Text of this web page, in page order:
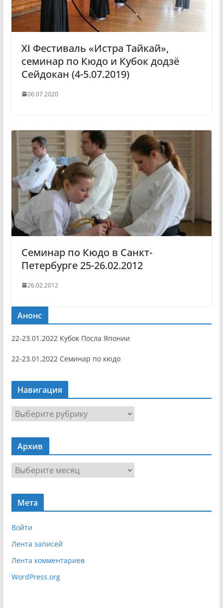
XI Фестиваль «Истра Тайкай»,
семинар по Кюдо и Кубок додзё
Сейдокан (4-5.07.2019)
06.07.2020
Семинар по Кюдо в Санкт-
Петербурге 25-26.02.2012
26.02.2012
Анонс
22-23.01.2022 Кубок Посла Японии
22-23.01.2022 Семинар по кюдо
Навигация
Н
а
в
г
я
Архив
р
х
Мета
Войти
Лента записей
Лента комментариев
WordPress.org